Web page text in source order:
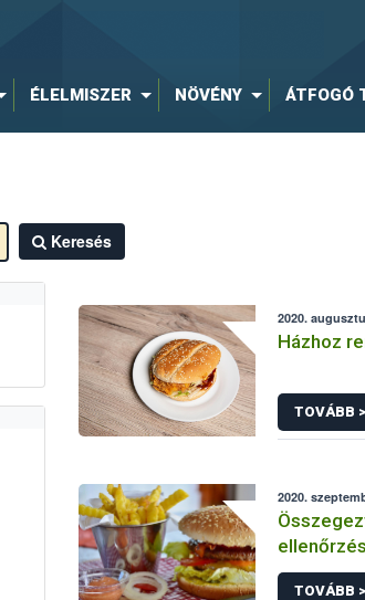
ÉLELMISZER NÖVÉNY ÁTFOGÓ
Keresés
2020.
Házhoz
TOVÁBB >
2020.
TOVÁBB >